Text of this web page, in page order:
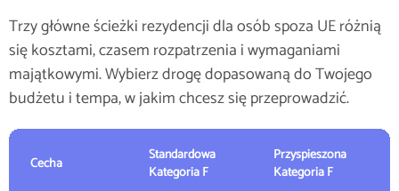
Trzy główne ścieżki rezydencji dla osób spoza UE różnią
się kosztami, czasem rozpatrzenia i wymaganiami
majątkowymi. Wybierz drogę dopasowaną do Twojego
budżetu i tempa, w jakim chcesz się przeprowadzić.
Cecha
Standardowa
Kategoria F
Przyspieszona
Kategoria F